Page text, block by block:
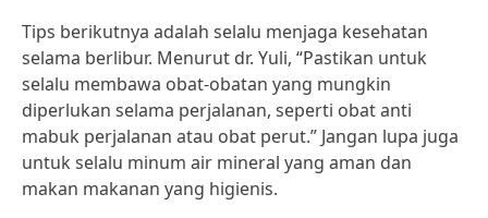
Tips berikutnya adalah selalu menjaga kesehatan
selama berlibur. Menurut dr. Yuli, “Pastikan untuk
selalu membawa obat-obatan yang mungkin
diperlukan selama perjalanan, seperti obat anti
mabuk perjalanan atau obat perut.” Jangan lupa juga
untuk selalu minum air mineral yang aman dan
makan makanan yang higienis.